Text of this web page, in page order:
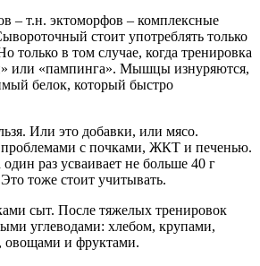
– т.н. эктоморфов – комплексные
стоит употреблять только
только в том случае, когда тренировка
или «пампинга». Мышцы изнуряются,
белок, который быстро
Или это добавки, или мясо.
проблемами с почками, ЖКТ и печенью.
раз усваивает не больше 40 г
тоже стоит учитывать.
сыт. После тяжелых тренировок
углеводами: хлебом, крупами,
овощами и фруктами.